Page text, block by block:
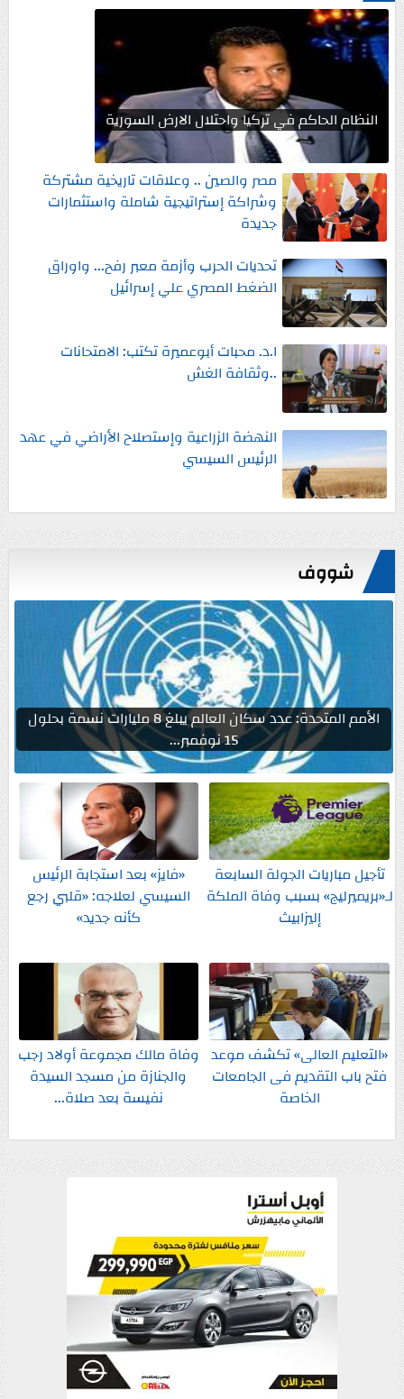
النظام الحاكم في تركيا واحتلال الارض السورية
مصر والصين .. وعلاقات تاريخية مشتركة
وشراكة إستراتيجية شاملة واستثمارات
جديدة
تحديات الحرب وأزمة معبر رفح... واوراق
الضغط المصري علي إسرائيل
ا.د. محبات أبوعميرة تكتب: الامتحانات
..وثقافة الغش
النهضة الزراعية وإستصلاح الأراضي في عهد
الرئيس السيسي
شووف
الأمم المتحدة: عدد سكان العالم يبلغ 8 مليارات نسمة بحلول
15 نوفمبر...
تأجيل مباريات الجولة السابعة
لـ«بريميرليج» بسبب وفاة الملكة
إليزابيث
«فايز» بعد استجابة الرئيس
السيسي لعلاجه: «قلبي رجع
كأنه جديد»
«التعليم العالى» تكشف موعد
فتح باب التقديم فى الجامعات
الخاصة
وفاة مالك مجموعة أولاد رجب
والجنازة من مسجد السيدة
نفيسة بعد صلاة...